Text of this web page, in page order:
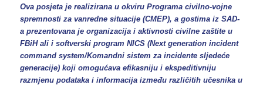
Ova posjeta je realizirana u okviru Programa civilno-vojne
spremnosti za vanredne situacije (CMEP), a gostima iz SAD-
a prezentovana je organizacija i aktivnosti civilne zaštite u
FBiH ali i softverski program NICS (Next generation incident
command system/Komandni sistem za incidente sljedeće
generacije) koji omogućava efikasniju i ekspeditivniju
razmjenu podataka i informacija između različitih učesnika u